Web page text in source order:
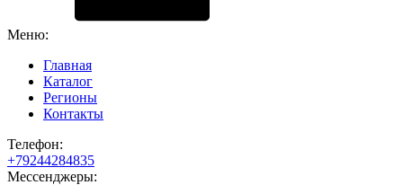
Меню:
Главная
Каталог
Регионы
Контакты
Телефон:
+79244284835
Мессенджеры: